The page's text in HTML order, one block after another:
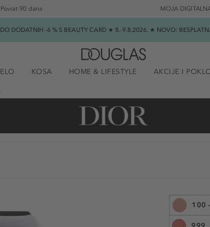
Povrat 90 dana MOJA
DODATNIH -6 % S BEAUTY CARD ★ 8.-9.8.2026. ★ NOVO:
KOSA HOME & LIFESTYLE AKCIJE I
100